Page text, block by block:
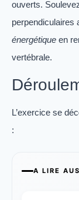
ouverts.
perpendiculaires
énergétique en
vertébrale.
L’exercice se
:
A LIRE